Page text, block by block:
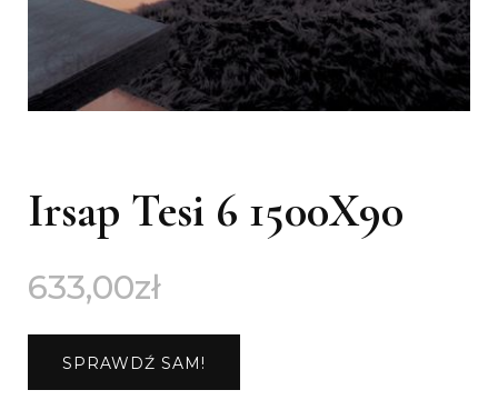
Irsap Tesi 6 1500X90
633,00zł
SPRAWDŹ SAM!